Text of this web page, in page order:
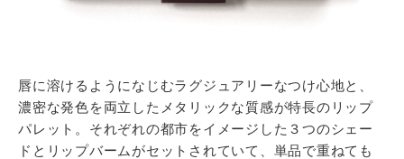
唇に溶けるようになじむラグジュアリーなつけ心地と、
濃密な発色を両立したメタリックな質感が特長のリップ
パレット。それぞれの都市をイメージした３つのシェー
ドとリップバームがセットされていて、単品で重ねても